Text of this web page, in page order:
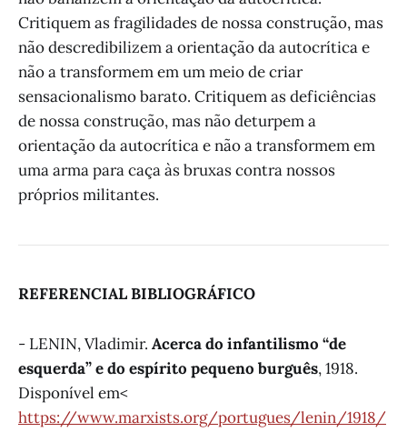
Critiquem as fragilidades de nossa construção, mas
não descredibilizem a orientação da autocrítica e
não a transformem em um meio de criar
sensacionalismo barato. Critiquem as deficiências
de nossa construção, mas não deturpem a
orientação da autocrítica e não a transformem em
uma arma para caça às bruxas contra nossos
próprios militantes.
REFERENCIAL BIBLIOGRÁFICO
- LENIN, Vladimir. Acerca do infantilismo “de
esquerda” e do espírito pequeno burguês, 1918.
Disponível em<
https://www.marxists.org/portugues/lenin/1918/